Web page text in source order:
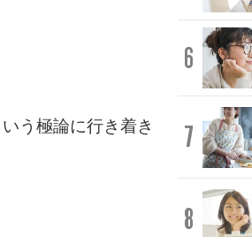
う極論に行き着き
6
7
8